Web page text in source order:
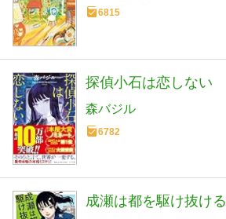
6815
探偵小石は恋しない
森バジル
6782
成瀬は都を駆け抜ける